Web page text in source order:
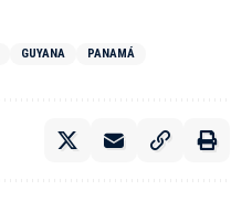
GUYANA PANAMÁ